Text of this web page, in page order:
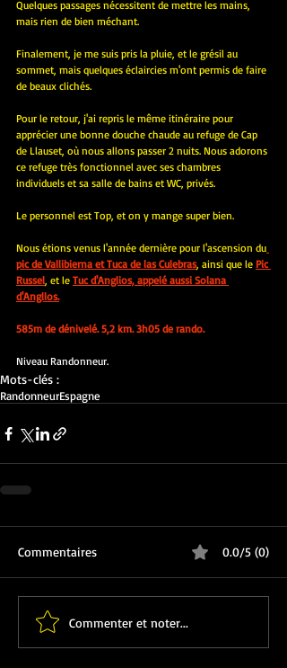
Quelques passages nécessitent de mettre les mains,
mais rien de bien méchant.
Finalement, je me suis pris la pluie, et le grésil au
sommet, mais quelques éclaircies m'ont permis de faire
de beaux clichés.
Pour le retour, j'ai repris le même itinéraire pour
apprécier une bonne douche chaude au refuge de Cap
de Llauset, où nous allons passer 2 nuits. Nous adorons
ce refuge très fonctionnel avec ses chambres
individuels et sa salle de bains et WC, privés.
Le personnel est Top, et on y mange super bien.
Nous étions venus l'année dernière pour l'ascension du
pic de Vallibierna et Tuca de las Culebras, ainsi que le Pic
Russel, et le Tuc d'Anglios, appelé aussi Solana
d'Angllos.
585m de dénivelé. 5,2 km. 3h05 de rando.
Niveau Randonneur.
Mots-clés :
RandonneurEspagne
Commentaires 0.0/5 (0)
Commenter et noter...